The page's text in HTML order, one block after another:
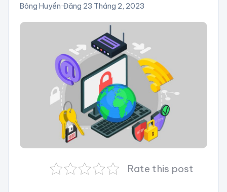
Bông Huyền·Đăng 23 Tháng 2, 2023
Rate this post